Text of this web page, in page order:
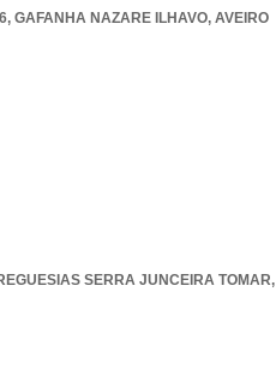
, GAFANHA NAZARE ILHAVO, AVEIRO
SERRA JUNCEIRA TOMAR,